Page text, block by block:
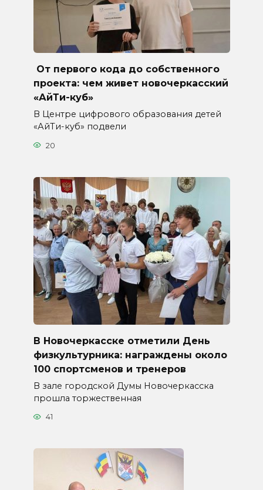
От первого кода до собственного
проекта: чем живет новочеркасский
«АйТи-куб»
В Центре цифрового образования детей
«АйТи-куб» подвели
20
В Новочеркасске отметили День
физкультурника: награждены около
100 спортсменов и тренеров
В зале городской Думы Новочеркасска
прошла торжественная
41